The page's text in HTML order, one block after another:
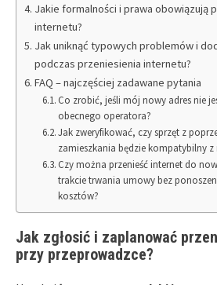
Jakie formalności i prawa obowiązują
internetu?
Jak uniknąć typowych problemów i
podczas przeniesienia internetu?
FAQ – najczęściej zadawane pytania
Co zrobić, jeśli mój nowy adres nie
obecnego operatora?
Jak zweryfikować, czy sprzęt z
zamieszkania będzie kompatybilny
Czy można przenieść internet do
trakcie trwania umowy bez
kosztów?
Jak zgłosić i zaplanować
przy przeprowadzce?